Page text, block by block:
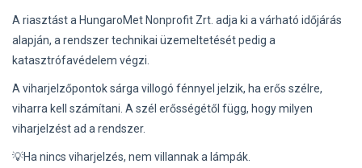
A riasztást a HungaroMet Nonprofit Zrt. adja ki a várható időjárás
alapján, a rendszer technikai üzemeltetését pedig a
katasztrófavédelem végzi.
A viharjelzőpontok sárga villogó fénnyel jelzik, ha erős szélre,
viharra kell számítani. A szél erősségétől függ, hogy milyen
viharjelzést ad a rendszer.
💡Ha nincs viharjelzés, nem villannak a lámpák.